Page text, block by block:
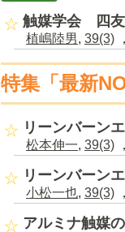
触媒学会 四友
植嶋陸男, 39(3)
特集「最新
リーンバーン
松本伸一, 39(3)
リーンバーン
小松一也, 39(3)
アルミナ触媒